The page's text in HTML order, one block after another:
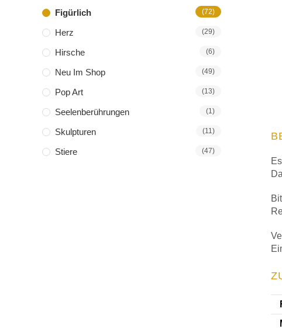
Figürlich (72)
Herz (29)
Hirsche (6)
Neu Im Shop (49)
Pop Art (13)
Seelenberührungen (1)
Skulpturen (11)
Stiere (47)